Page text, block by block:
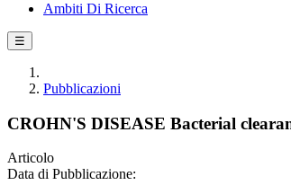
Ambiti Di Ricerca
☰
Pubblicazioni
CROHN'S DISEASE Bacterial
Articolo
Data di Pubblicazione: